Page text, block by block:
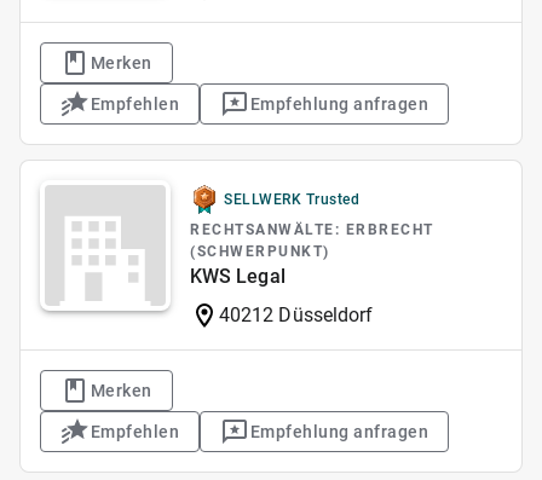
Merken
Empfehlen Empfehlung anfragen
SELLWERK Trusted
RECHTSANWÄLTE: ERBRECHT
(SCHWERPUNKT)
KWS Legal
40212 Düsseldorf
Merken
Empfehlen Empfehlung anfragen